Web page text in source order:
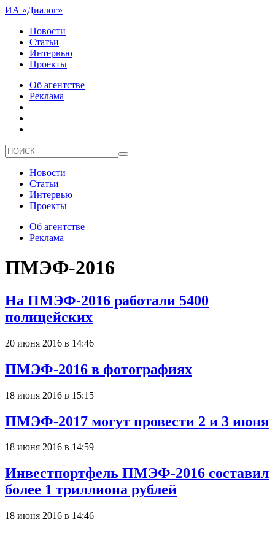
ИА «Диалог»
Новости
Статьи
Интервью
Проекты
Об агентстве
Реклама
Новости
Статьи
Интервью
Проекты
Об агентстве
Реклама
ПМЭФ-2016
На ПМЭФ-2016 работали 5400
полицейских
20 июня 2016 в 14:46
ПМЭФ-2016 в фотографиях
18 июня 2016 в 15:15
ПМЭФ-2017 могут провести 2 и 3 июня
18 июня 2016 в 14:59
Инвестпортфель ПМЭФ-2016 составил
более 1 триллиона рублей
18 июня 2016 в 14:46